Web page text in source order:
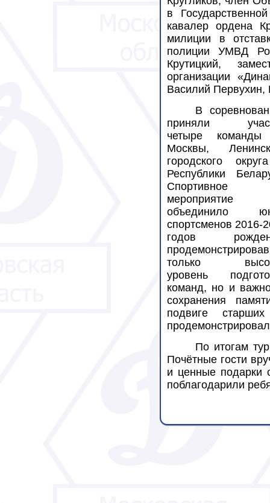
в
кавалер ордена
милиции в
полиции УМВД
Крутицкий,
организации
Василий
В
приняли
четыре
Москвы,
городского
Республики
Спортивное
мероприятие
объединило
спортсменов 2016-
годов
только
уровень
команд, но и
сохранения
подвиге
По итогам
Почётные гости
и ценные подарки
поблагодарили